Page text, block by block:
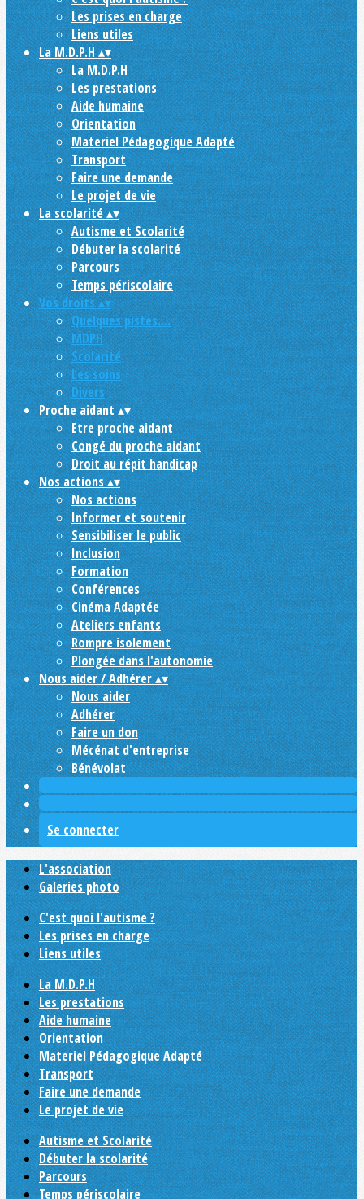
Les prises en charge
Liens utiles
La M.D.P.H▴▾
La M.D.P.H
Les prestations
Aide humaine
Orientation
Materiel Pédagogique Adapté
Transport
Faire une demande
Le projet de vie
La scolarité▴▾
Autisme et Scolarité
Débuter la scolarité
Parcours
Temps périscolaire
Vos droits▴▾
Quelques pistes....
MDPH
Scolarité
Les soins
Divers
Proche aidant▴▾
Etre proche aidant
Congé du proche aidant
Droit au répit handicap
Nos actions▴▾
Nos actions
Informer et soutenir
Sensibiliser le public
Inclusion
Formation
Conférences
Cinéma Adaptée
Ateliers enfants
Rompre isolement
Plongée dans l'autonomie
Nous aider / Adhérer▴▾
Nous aider
Adhérer
Faire un don
Mécénat d'entreprise
Bénévolat
Se connecter
L'association
Galeries photo
C'est quoi l'autisme ?
Les prises en charge
Liens utiles
La M.D.P.H
Les prestations
Aide humaine
Orientation
Materiel Pédagogique Adapté
Transport
Faire une demande
Le projet de vie
Autisme et Scolarité
Débuter la scolarité
Parcours
Temps périscolaire